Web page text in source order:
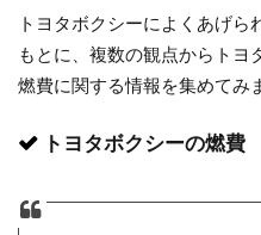
トヨタボクシーによくあげ
もとに、複数の観点からトヨ
燃費に関する情報を集めてみ
トヨタボクシーの燃費